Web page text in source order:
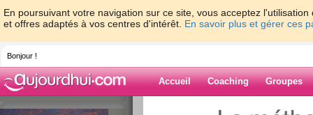
En poursuivant votre navigation sur ce site, vous acceptez
et offres adaptés à vos centres d'intérêt. En savoir plus et gérer ces
Bonjour !
Accueil Coaching Groupes
> mado_37000 > Avril